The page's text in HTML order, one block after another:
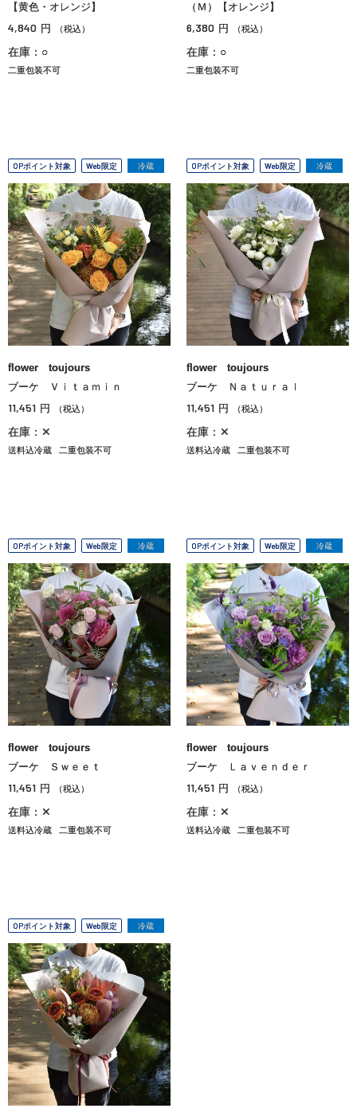
【黄色・オレンジ】
4,840 円 （税込）
在庫：○
二重包装不可
（Ｍ）【オレンジ】
6,380 円 （税込）
在庫：○
二重包装不可
OPポイント対象 Web限定 冷蔵
flower toujours
ブーケ Ｖｉｔａｍｉｎ
11,451 円 （税込）
在庫：✕
送料込冷蔵 二重包装不可
OPポイント対象 Web限定 冷蔵
flower toujours
ブーケ Ｎａｔｕｒａｌ
11,451 円 （税込）
在庫：✕
送料込冷蔵 二重包装不可
OPポイント対象 Web限定 冷蔵
flower toujours
ブーケ Ｓｗｅｅｔ
11,451 円 （税込）
在庫：✕
送料込冷蔵 二重包装不可
OPポイント対象 Web限定 冷蔵
flower toujours
ブーケ Ｌａｖｅｎｄｅｒ
11,451 円 （税込）
在庫：✕
送料込冷蔵 二重包装不可
OPポイント対象 Web限定 冷蔵